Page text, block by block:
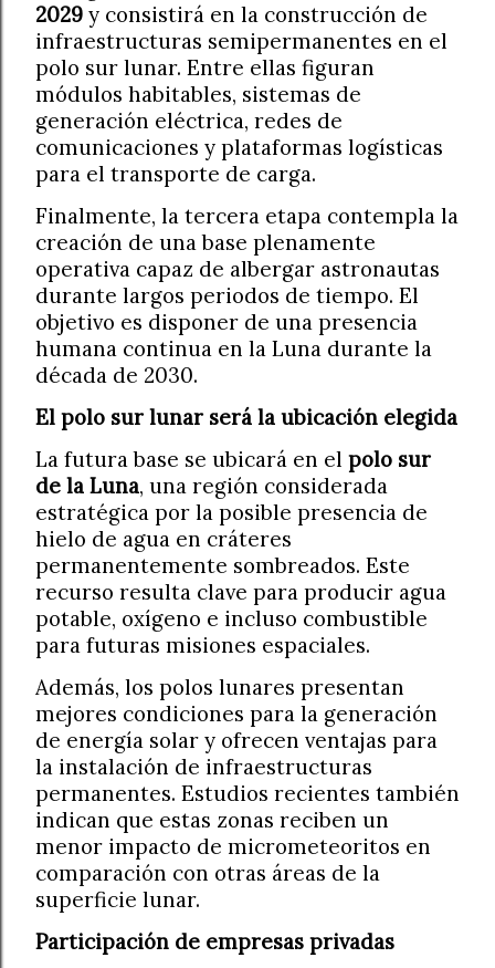
2029 y consistirá en la construcción de
infraestructuras semipermanentes en el
polo sur lunar. Entre ellas figuran
módulos habitables, sistemas de
generación eléctrica, redes de
comunicaciones y plataformas logísticas
para el transporte de carga.
Finalmente, la tercera etapa contempla la
creación de una base plenamente
operativa capaz de albergar astronautas
durante largos periodos de tiempo. El
objetivo es disponer de una presencia
humana continua en la Luna durante la
década de 2030.
El polo sur lunar será la ubicación elegida
La futura base se ubicará en el polo sur
de la Luna, una región considerada
estratégica por la posible presencia de
hielo de agua en cráteres
permanentemente sombreados. Este
recurso resulta clave para producir agua
potable, oxígeno e incluso combustible
para futuras misiones espaciales.
Además, los polos lunares presentan
mejores condiciones para la generación
de energía solar y ofrecen ventajas para
la instalación de infraestructuras
permanentes. Estudios recientes también
indican que estas zonas reciben un
menor impacto de micrometeoritos en
comparación con otras áreas de la
superficie lunar.
Participación de empresas privadas